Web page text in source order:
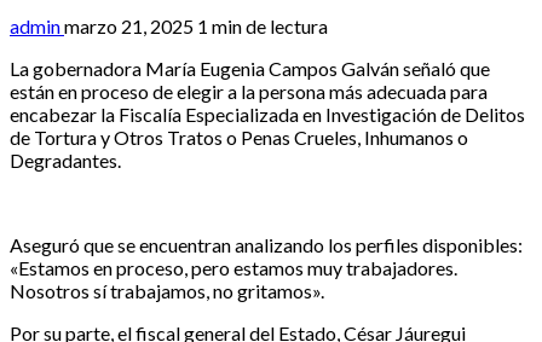
adminmarzo 21, 2025 1 min de lectura
La gobernadora María Eugenia Campos Galván señaló que
están en proceso de elegir a la persona más adecuada para
encabezar la Fiscalía Especializada en Investigación de Delitos
de Tortura y Otros Tratos o Penas Crueles, Inhumanos o
Degradantes.
Aseguró que se encuentran analizando los perfiles disponibles:
«Estamos en proceso, pero estamos muy trabajadores.
Nosotros sí trabajamos, no gritamos».
Por su parte, el fiscal general del Estado, César Jáuregui